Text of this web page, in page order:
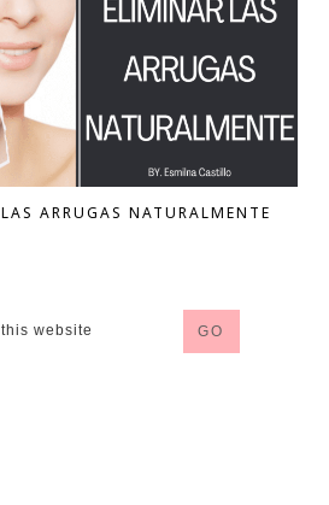
ARRUGAS NATURALMENTE